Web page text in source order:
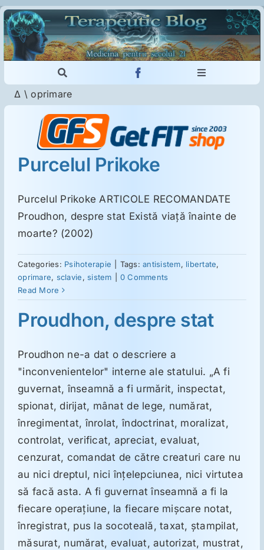
Skip
to
content
Toggle
Navigation
Cautare...
Toggle
Imunologie
Dermatologie
Neurologie
Intoleranţa la gluten
Suplimente
Ginecologie
Mesajele lui Reichelt
Dietă
LDN
ORL
Δ \ oprimare
Purcelul Prikoke
Purcelul Prikoke ARTICOLE RECOMANDATE
Proudhon, despre stat Există viaţă înainte de
moarte? (2002)
Categories: Psihoterapie Tags:antisistem, libertate,
oprimare, sclavie, sistem
0 Comments
Read More
Proudhon, despre stat
Proudhon ne-a dat o descriere a
"inconvenientelor" interne ale statului. „A fi
guvernat, înseamnă a fi urmărit, inspectat,
spionat, dirijat, mânat de lege, numărat,
înregimentat, înrolat, îndoctrinat, moralizat,
controlat, verificat, apreciat, evaluat,
cenzurat, comandat de către creaturi care nu
au nici dreptul, nici înţelepciunea, nici virtutea
să facă asta. A fi guvernat înseamnă a fi la
fiecare operaţiune, la fiecare mişcare notat,
înregistrat, pus la socoteală, taxat, ştampilat,
măsurat, numărat, evaluat, autorizat, mustrat,